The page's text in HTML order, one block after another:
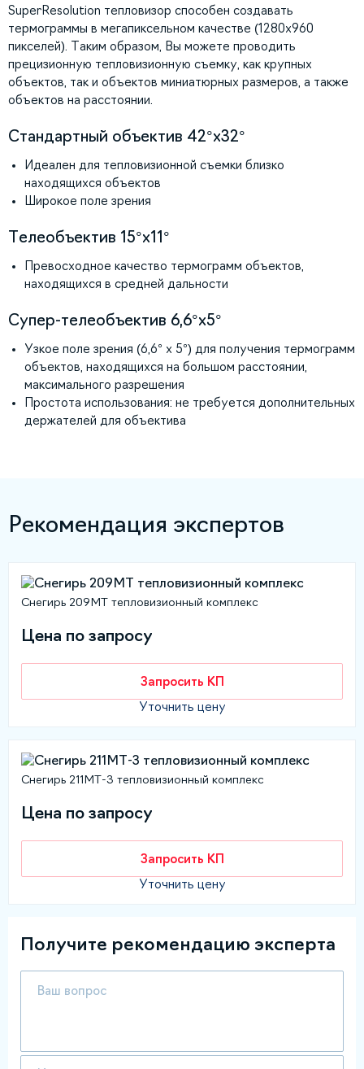
SuperResolution тепловизор способен создавать
термограммы в мегапиксельном качестве (1280x960
пикселей). Таким образом, Вы можете проводить
прецизионную тепловизионную съемку, как крупных
объектов, так и объектов миниатюрных размеров, а также
объектов на расстоянии.
Стандартный объектив 42°x32°
Идеален для тепловизионной съемки близко
находящихся объектов
Широкое поле зрения
Телеобъектив 15°x11°
Превосходное качество термограмм объектов,
находящихся в средней дальности
Супер-телеобъектив 6,6°x5°
Узкое поле зрения (6,6° x 5°) для получения термограмм
объектов, находящихся на большом расстоянии,
максимального разрешения
Простота использования: не требуется дополнительных
держателей для объектива
Рекомендация экспертов
Снегирь 209МТ тепловизионный комплекс
Цена по запросу
Запросить КП
Уточнить цену
Снегирь 211МТ-3 тепловизионный комплекс
Цена по запросу
Запросить КП
Уточнить цену
Получите рекомендацию эксперта